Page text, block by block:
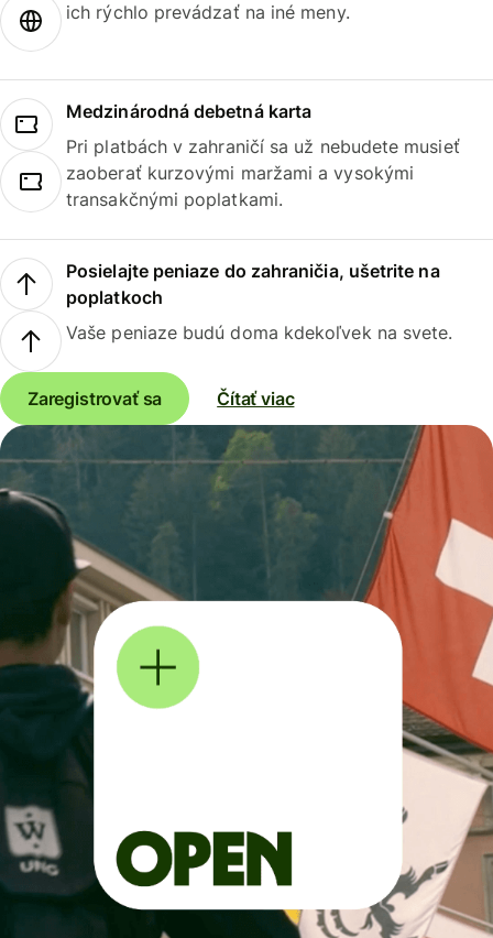
ich rýchlo prevádzať na iné meny.
Medzinárodná debetná karta
Pri platbách v zahraničí sa už nebudete musieť
zaoberať kurzovými maržami a vysokými
transakčnými poplatkami.
Posielajte peniaze do zahraničia, ušetrite na
poplatkoch
Vaše peniaze budú doma kdekoľvek na svete.
Zaregistrovať sa Čítať viac